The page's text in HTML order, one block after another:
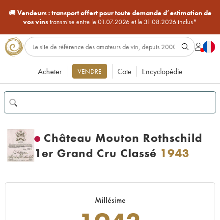
🚚Vendeurs : transport offert pour toute demande d’estimation de
vos vinstransmise entre le 01.07.2026 et le 31.08.2026 inclus*
Acheter VENDRE Cote Encyclopédie
Château Mouton Rothschild
1er Grand Cru Classé 1943
Millésime